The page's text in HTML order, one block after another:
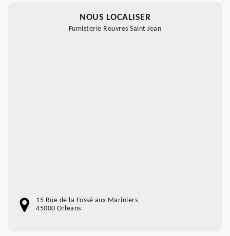
NOUS LOCALISER
Fumisterie Rouvres Saint Jean
15 Rue de la Fossé aux Mariniers
45000 Orleans